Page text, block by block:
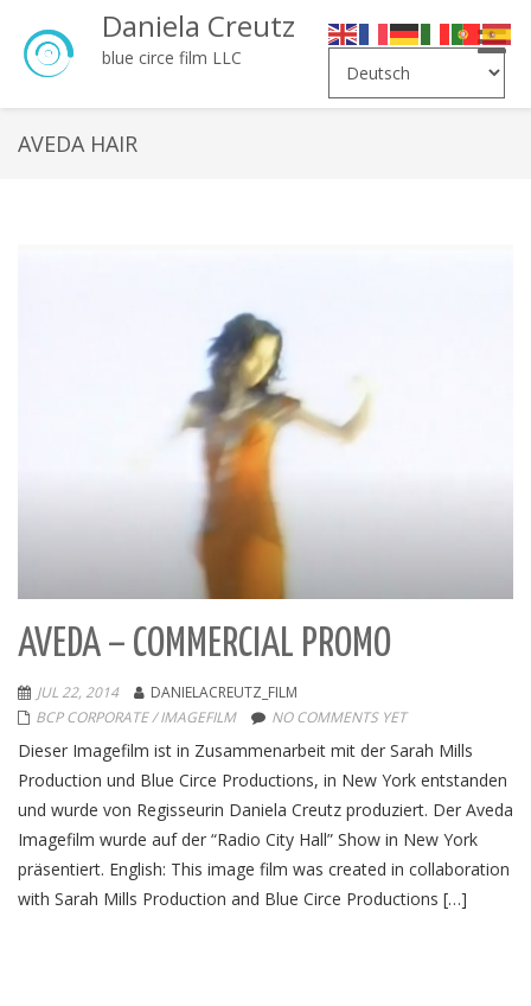
Daniela Creutz
blue circe film LLC
Toggle
AVEDA HAIR
AVEDA – COMMERCIAL PROMO
JUL 22, 2014
DANIELACREUTZ_FILM
BCP CORPORATE / IMAGEFILM
NO COMMENTS YET
Dieser Imagefilm ist in Zusammenarbeit mit der Sarah Mills
Production und Blue Circe Productions, in New York entstanden
und wurde von Regisseurin Daniela Creutz produziert. Der Aveda
Imagefilm wurde auf der “Radio City Hall” Show in New York
präsentiert. English: This image film was created in collaboration
with Sarah Mills Production and Blue Circe Productions […]